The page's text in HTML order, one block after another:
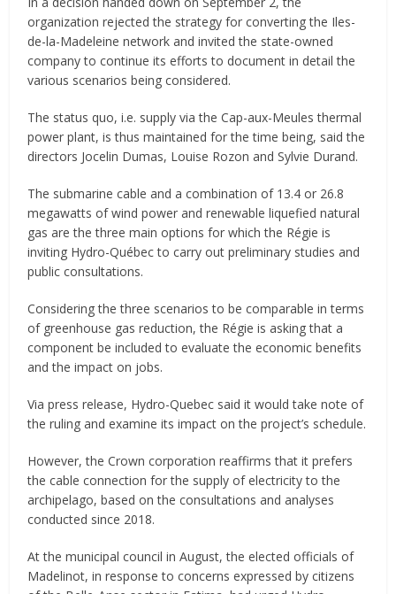
organization rejected the strategy for converting the Iles-
de-la-Madeleine network and invited the state-owned
company to continue its efforts to document in detail the
various scenarios being considered.
The status quo, i.e. supply via the Cap-aux-Meules thermal
power plant, is thus maintained for the time being, said the
directors Jocelin Dumas, Louise Rozon and Sylvie Durand.
The submarine cable and a combination of 13.4 or 26.8
megawatts of wind power and renewable liquefied natural
gas are the three main options for which the Régie is
inviting Hydro-Québec to carry out preliminary studies and
public consultations.
Considering the three scenarios to be comparable in terms
of greenhouse gas reduction, the Régie is asking that a
component be included to evaluate the economic benefits
and the impact on jobs.
Via press release, Hydro-Quebec said it would take note of
the ruling and examine its impact on the project’s schedule.
However, the Crown corporation reaffirms that it prefers
the cable connection for the supply of electricity to the
archipelago, based on the consultations and analyses
conducted since 2018.
At the municipal council in August, the elected officials of
Madelinot, in response to concerns expressed by citizens